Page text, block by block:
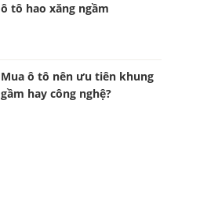
ô tô hao xăng ngầm
Mua ô tô nên ưu tiên khung
gầm hay công nghệ?